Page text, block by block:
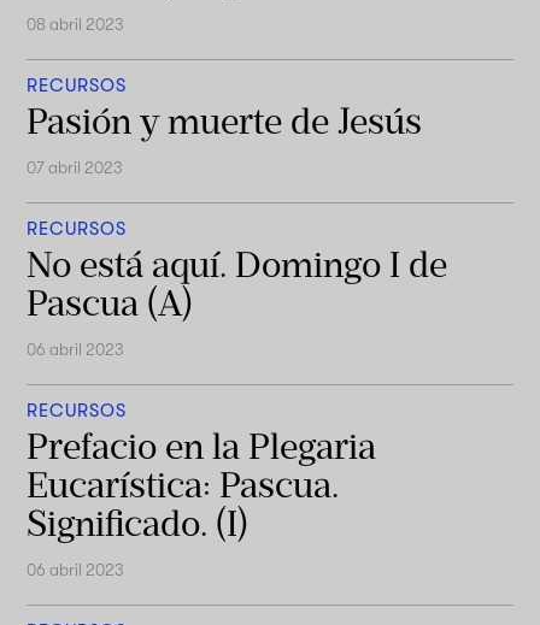
08 abril 2023
RECURSOS
Pasión y muerte de Jesús
07 abril 2023
RECURSOS
No está aquí. Domingo I de
Pascua (A)
06 abril 2023
RECURSOS
Prefacio en la Plegaria
Eucarística: Pascua.
Significado. (I)
06 abril 2023